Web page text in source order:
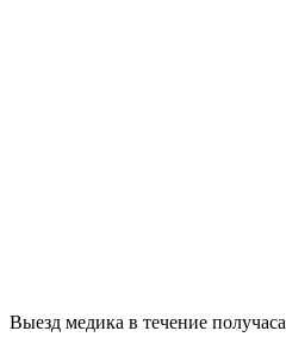
Выезд медика в течение получаса